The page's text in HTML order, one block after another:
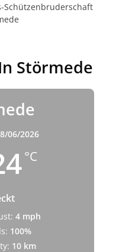
Schützenbruderschaft
Störmede
06/2026
°C
4 mph
100%
10 km